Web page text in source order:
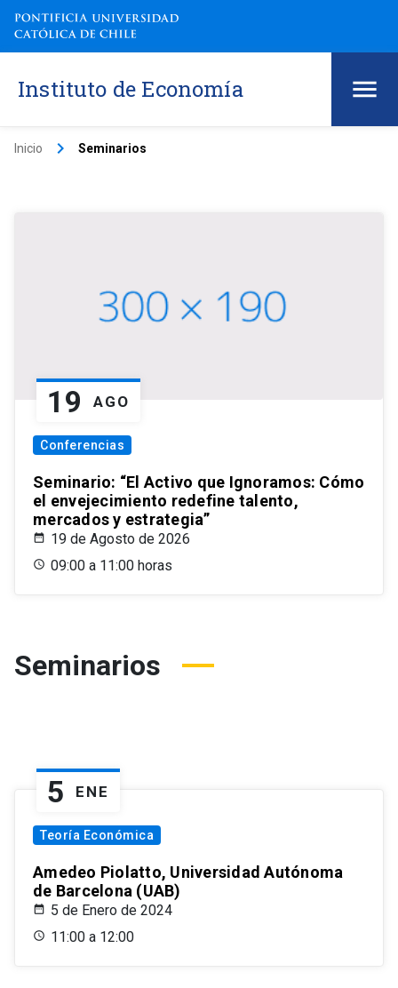
Instituto de Economía
Inicio keyboard_arrow_right Seminarios
19 AGO
Conferencias
Seminario: “El Activo que Ignoramos: Cómo
el envejecimiento redefine talento,
mercados y estrategia”
19 de Agosto de 2026
09:00 a 11:00 horas
Seminarios
5 ENE
Teoría Económica
Amedeo Piolatto, Universidad Autónoma
de Barcelona (UAB)
5 de Enero de 2024
11:00 a 12:00